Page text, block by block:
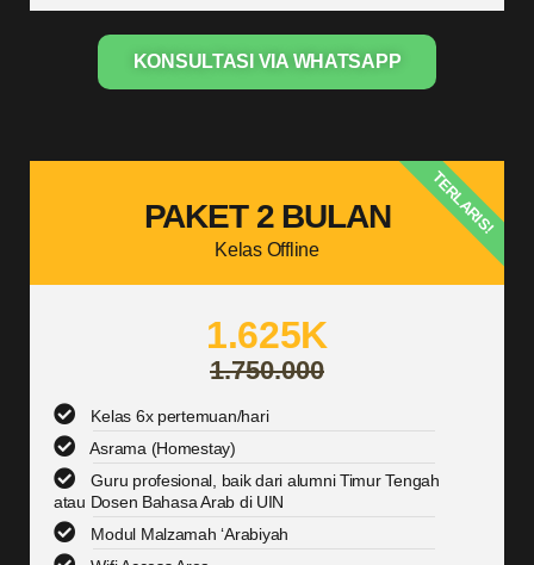
KONSULTASI VIA WHATSAPP
PAKET 2 BULAN
Kelas Offline
1.625K
1.750.000
Kelas 6x pertemuan/hari
Asrama (Homestay)
Guru profesional, baik dari alumni Timur Tengah
atau Dosen Bahasa Arab di UIN
Modul Malzamah ‘Arabiyah
TERLARIS!